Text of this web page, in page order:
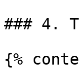
### 4.
{%